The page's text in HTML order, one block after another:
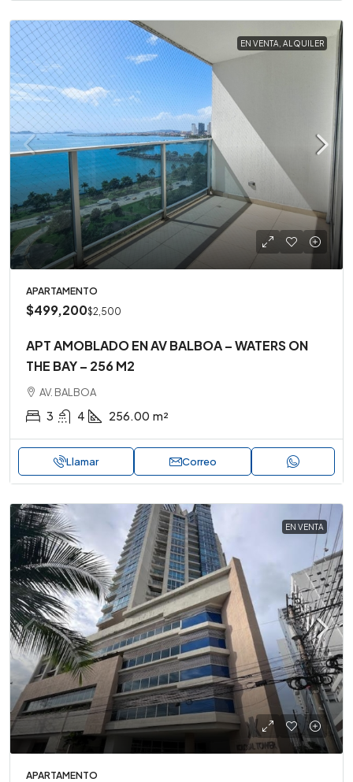
EN VENTA, ALQUILER
APARTAMENTO
$499,200$2,500
APT AMOBLADO EN AV BALBOA – WATERS ON
THE BAY – 256 M2
AV. BALBOA
3 4 256.00 m²
Llamar Correo
EN VENTA
APARTAMENTO